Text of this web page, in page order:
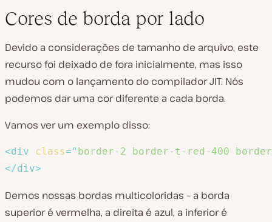
Cores de borda por lado
Devido a considerações de tamanho de arquivo, este
recurso foi deixado de fora inicialmente, mas isso
mudou com o lançamento do compilador JIT. Nós
podemos dar uma cor diferente a cada borda.
Vamos ver um exemplo disso:
<div class=" border-2 border-t-red-400
</div>
Demos nossas bordas multicoloridas – a borda
superior é vermelha, a direita é azul, a inferior é